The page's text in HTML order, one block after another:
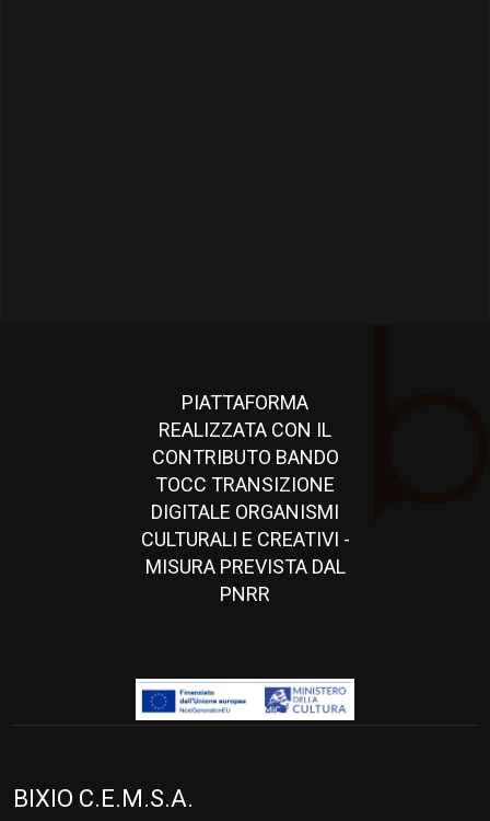
PIATTAFORMA
REALIZZATA CON IL
CONTRIBUTO BANDO
TOCC TRANSIZIONE
DIGITALE ORGANISMI
CULTURALI E CREATIVI -
MISURA PREVISTA DAL
PNRR
BIXIO C.E.M.S.A.